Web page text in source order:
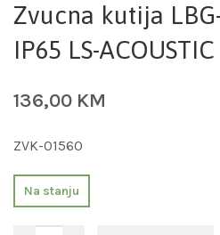
Zvucna kutija
IP65 LS-ACOUSTIC
136,00 KM
ZVK-01560
Na stanju